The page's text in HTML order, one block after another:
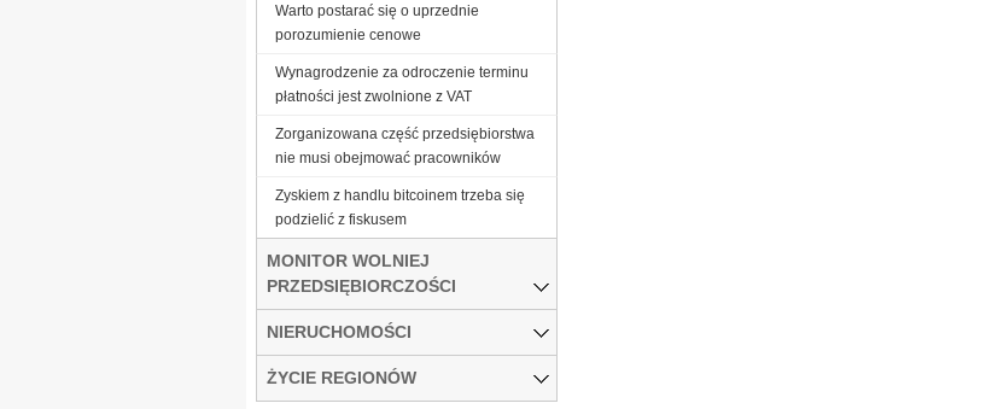
Warto postarać się o uprzednie
porozumienie cenowe
Wynagrodzenie za odroczenie terminu
płatności jest zwolnione z VAT
Zorganizowana część przedsiębiorstwa
nie musi obejmować pracowników
Zyskiem z handlu bitcoinem trzeba się
podzielić z fiskusem
MONITOR WOLNIEJ
PRZEDSIĘBIORCZOŚCI
NIERUCHOMOŚCI
ŻYCIE REGIONÓW